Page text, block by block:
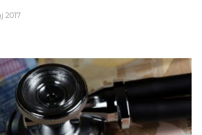
2017